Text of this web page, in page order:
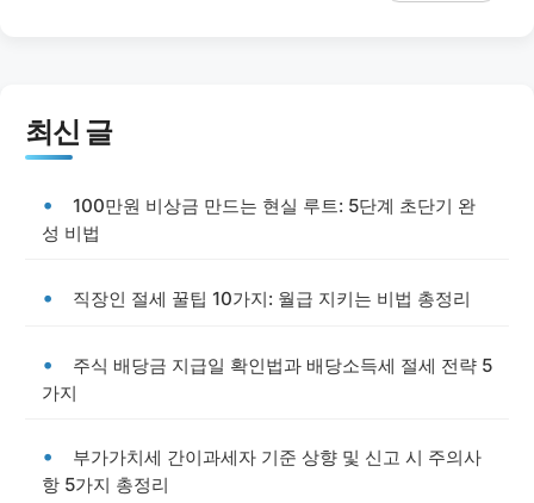
최신 글
100만원 비상금 만드는 현실 루트: 5단계 초단기 완
성 비법
직장인 절세 꿀팁 10가지: 월급 지키는 비법 총정리
주식 배당금 지급일 확인법과 배당소득세 절세 전략 5
가지
부가가치세 간이과세자 기준 상향 및 신고 시 주의사
항 5가지 총정리